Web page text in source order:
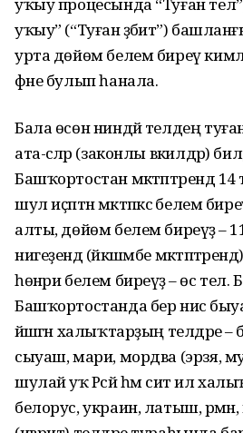
уҡыу” (“Туған әҙәбиәт”)
урта дөйөм белем биреү
фәне булып һанала.
Бала өсөн ниндәй телдең
ата-әсәләр (законлы вәкилдәр)
Башҡортостан мәктәптәрендә 14
шул иҫәптән мәктәпкәсә белем
алты, дөйөм белем биреүҙә –
нигеҙендә (йәкшәмбе
һөнәри белем биреүҙә – өс тел.
Башҡортостанда бер нисә
йәшәгән халыҡтарҙың телдәре
сыуаш, мари, мордва (эрзя,
шулай уҡ Рәсәй һәм сит ил
белорус, украин, латыш,